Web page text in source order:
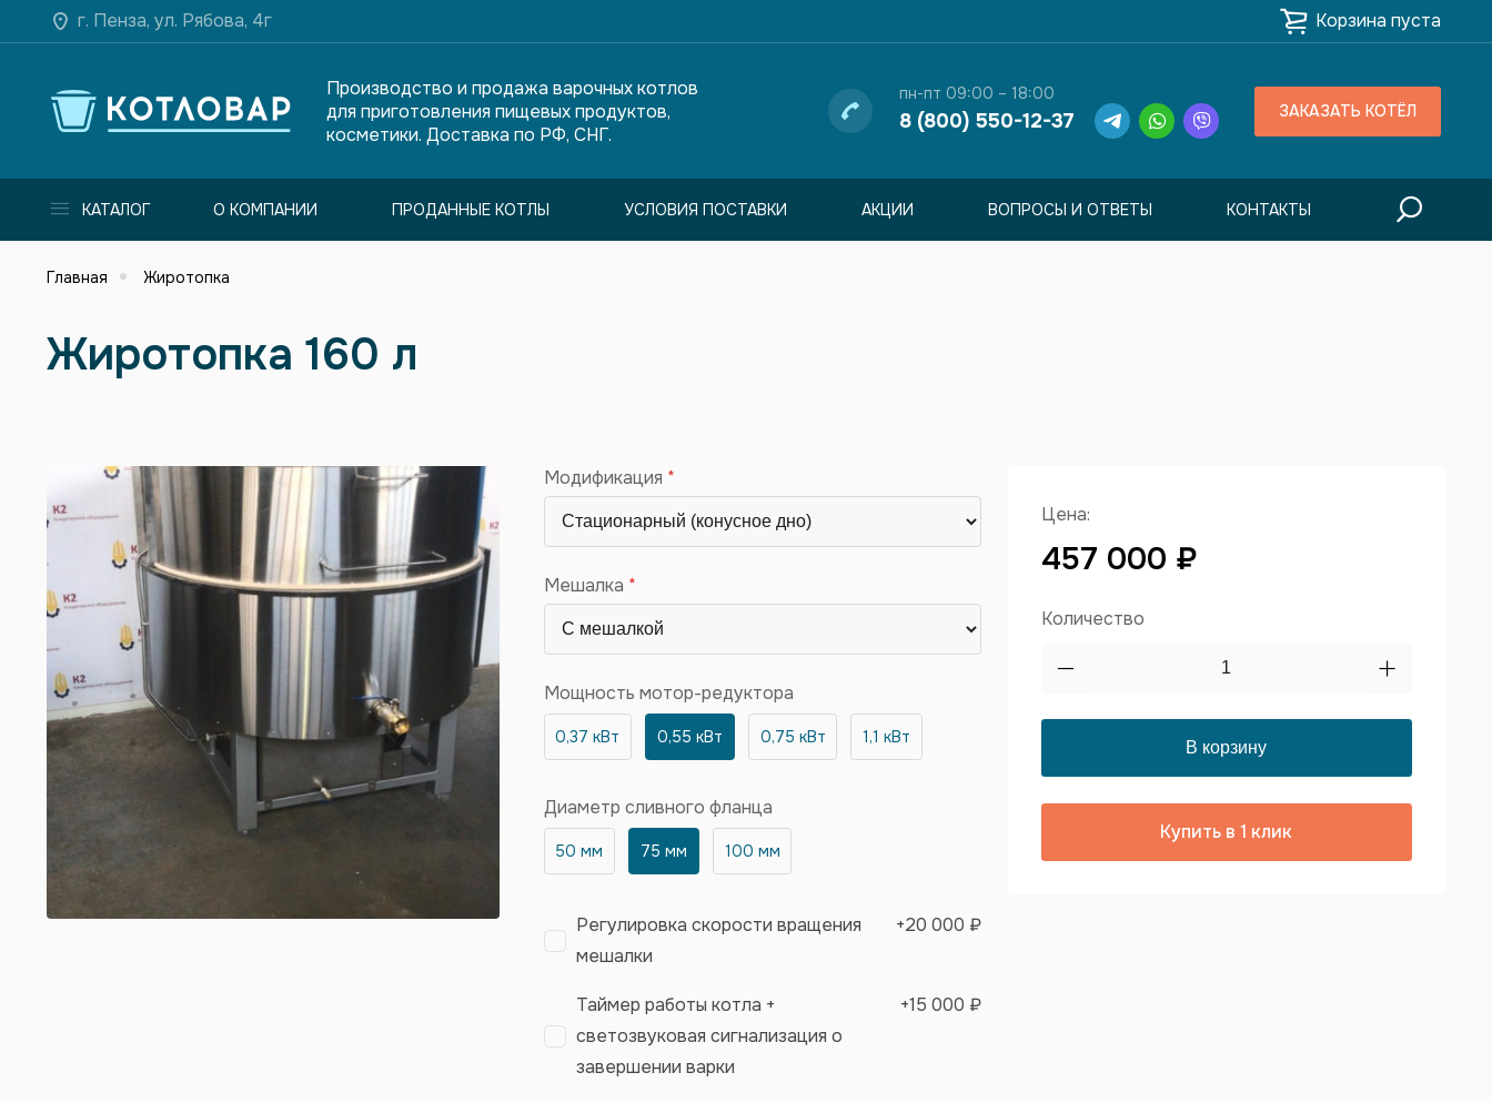
г. Пенза, ул. Рябова, 4г Корзина пуста
Производство и продажа варочных котлов
для приготовления пищевых продуктов,
косметики. Доставка по РФ, СНГ.
8 (800) 550-12-37
пн-пт 09:00 – 18:00
ЗАКАЗАТЬ КОТЁЛ
КАТАЛОГ О КОМПАНИИ ПРОДАННЫЕ КОТЛЫ УСЛОВИЯ ПОСТАВКИ АКЦИИ ВОПРОСЫ И ОТВЕТЫ КОНТАКТЫ
Главная Жиротопка
Жиротопка 160 л
Модификация
Мешалка
Мощность мотор-редуктора
0,37 кВт 0,55 кВт 0,75 кВт 1,1 кВт
Диаметр сливного фланца
50 мм 75 мм 100 мм
Регулировка скорости вращения
мешалки
+20 000 ₽
Таймер работы котла +
светозвуковая сигнализация о
завершении варки
+15 000 ₽
Цена:
457 000 ₽
Количество
Купить в 1 клик